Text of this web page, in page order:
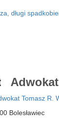
długi
Adwokat
Tomasz R.
Bolesławiec